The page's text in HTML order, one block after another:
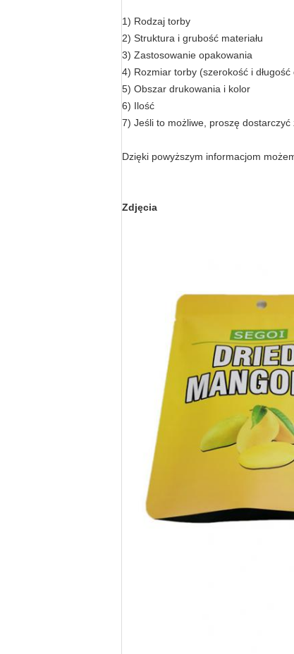
1) Rodzaj torby
2) Struktura i grubość materiału
3) Zastosowanie opakowania
4) Rozmiar torby (szerokość i długość
5) Obszar drukowania i kolor
6) Ilość
7) Jeśli to możliwe, proszę
Dzięki powyższym informacjom
Zdjęcia